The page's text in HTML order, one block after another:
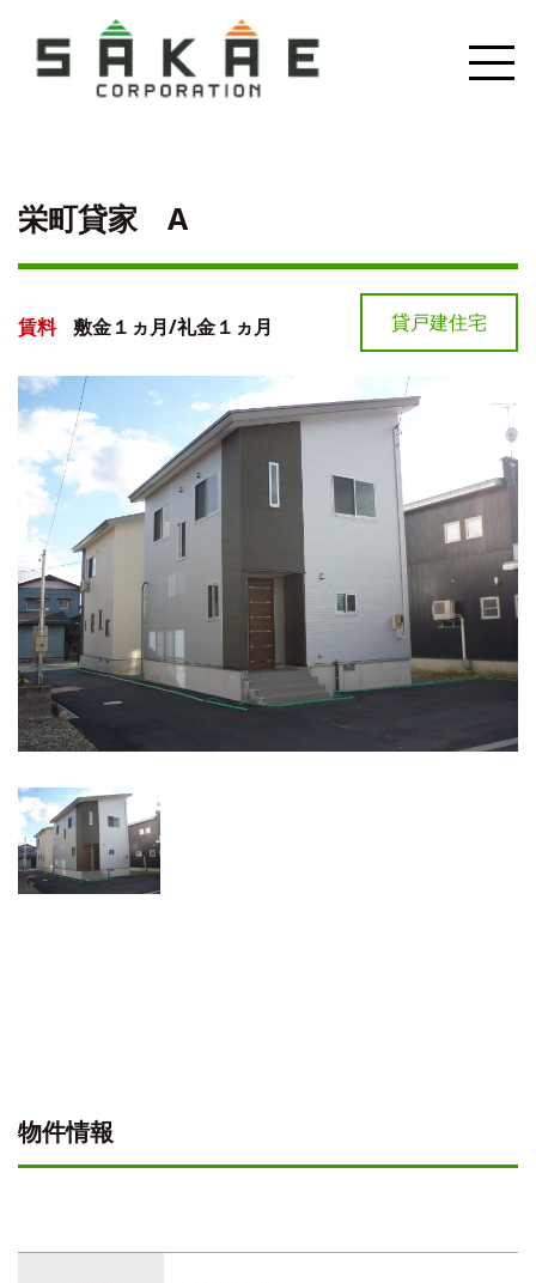
栄町貸家 A
賃料 敷金１ヵ月/礼金１ヵ月 貸戸建住宅
物件情報